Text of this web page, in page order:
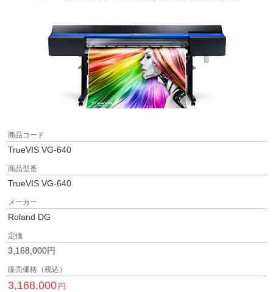
商品コード
TrueVIS VG-640
商品型番
TrueVIS VG-640
メーカー
Roland DG
定価
3,168,000円
販売価格（税込）
3,168,000 円